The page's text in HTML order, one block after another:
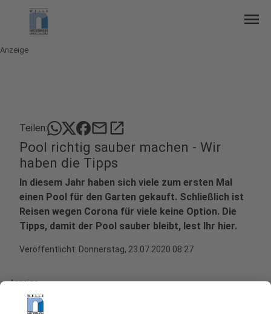
menu
Anzeige
Teilen: mailopen_in_new
Pool richtig sauber machen - Wir
haben die Tipps
In diesem Jahr haben sich viele zum ersten Mal
einen Pool für den Garten gekauft. Schließlich ist
Reisen wegen Corona für viele keine Option. Die
Tipps, damit der Pool sauber bleibt, lest Ihr hier.
Veröffentlicht: Donnerstag, 23.07.2020 08:27
Anzeige